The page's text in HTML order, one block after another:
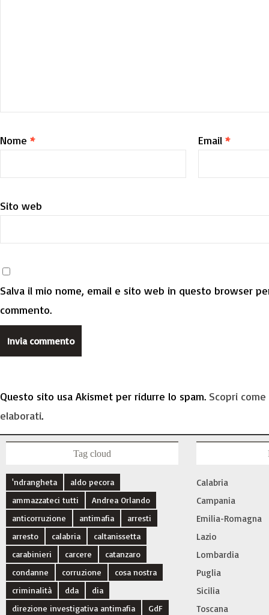
Nome * Email *
Sito web
Salva il mio nome, email e sito web in questo browser
commento.
Questo sito usa Akismet per ridurre lo spam. Scopri
elaborati.
Tag cloud
'ndrangheta
aldo pecora
ammazzateci tutti
Andrea Orlando
anticorruzione
antimafia
arresti
arresto
calabria
caltanissetta
carabinieri
carcere
catanzaro
condanne
corruzione
cosa nostra
criminalità
dda
dia
direzione investigativa antimafia
GdF
Calabria
Campania
Emilia-Romagna
Lazio
Lombardia
Puglia
Sicilia
Toscana